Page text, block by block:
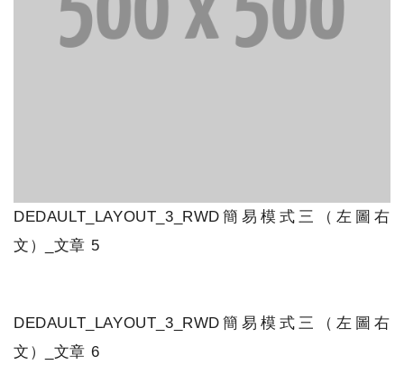
DEDAULT_LAYOUT_3_RWD簡易模式三（左圖右
文）_文章 5
DEDAULT_LAYOUT_3_RWD簡易模式三（左圖右
文）_文章 6